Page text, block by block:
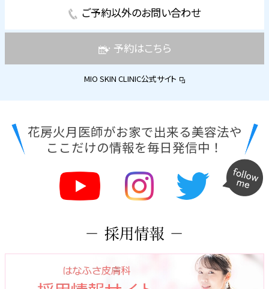
ご予約以外のお問い合わせ
予約はこちら
MIO SKIN CLINIC公式サイト
花房火月医師がお家で出来る美容法や
ここだけの情報を毎日発信中！